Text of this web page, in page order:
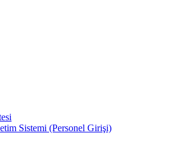
Sistemi (Personel Girişi)